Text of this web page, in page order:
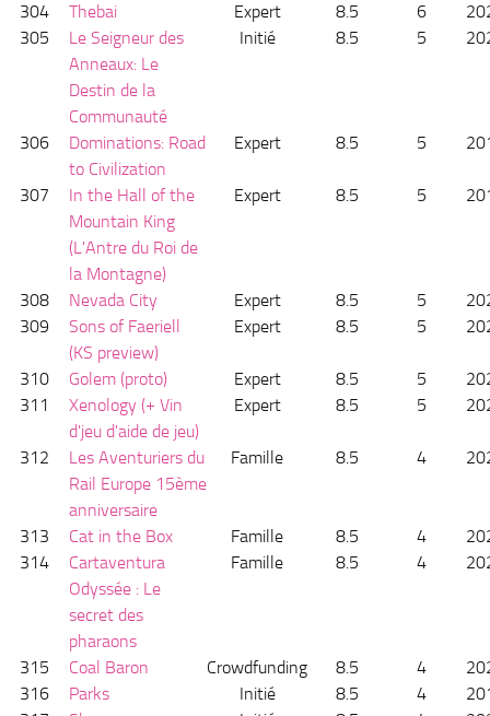
304
Thebai Expert 8.5 6
305
Le Seigneur des
Anneaux: Le
Destin de la
Communauté
Initié 8.5 5
306
Dominations: Road
to Civilization
Expert 8.5 5
307
In the Hall of the
Mountain King
(L'Antre du Roi de
la Montagne)
Expert 8.5 5
308 Nevada City Expert 8.5 5
309
Sons of Faeriell
(KS preview)
Expert 8.5 5
310 Golem (proto) Expert 8.5 5
311
Xenology (+ Vin
d'jeu d'aide de jeu)
Expert 8.5 5
312
Les Aventuriers du
Rail Europe 15ème
anniversaire
Famille 8.5 4
313 Cat in the Box Famille 8.5 4
314
Cartaventura
Odyssée : Le
secret des
pharaons
Famille 8.5 4
315 Coal Baron Crowdfunding 8.5 4
316
Parks Initié 8.5 4